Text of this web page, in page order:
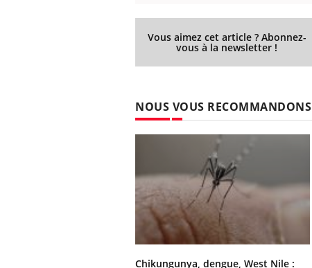
Vous aimez cet article ? Abonnez-
vous à la newsletter !
NOUS VOUS RECOMMANDONS
Chikungunya, dengue, West Nile :